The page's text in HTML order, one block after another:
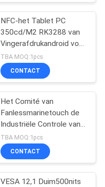
NFC-het Tablet PC
350cd/M2 RK3288 van
Vingerafdrukandroid voor
Toegangsbeheer
TBA MOQ:1pcs
CONTACT
Het Comité van
Fanlessmarinetouch de
Industriële Controle van
de 11,6 Duim 0-100%
Helderheid van PC
TBA MOQ:1pcs
CONTACT
VESA 12,1 Duim500nits